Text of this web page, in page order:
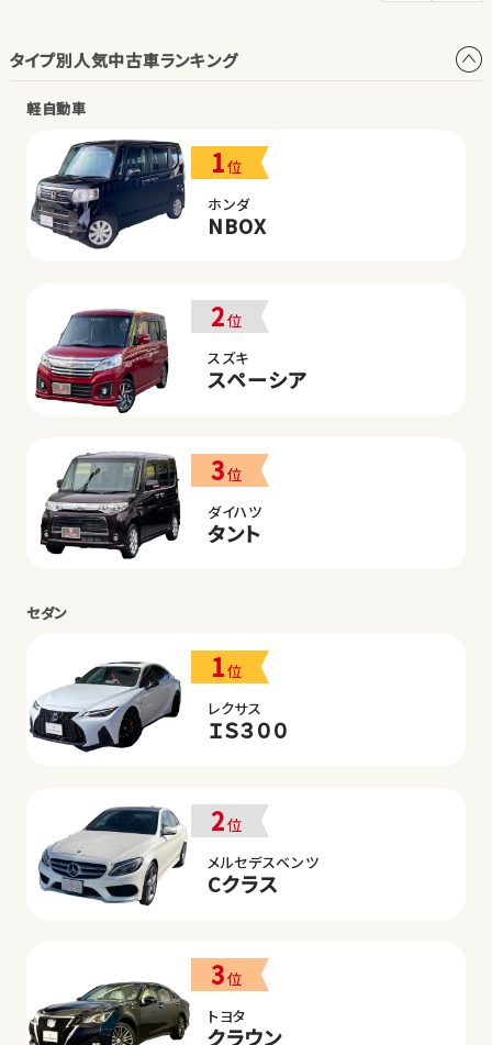
タイプ別人気中古車ランキング
軽自動車
1位
ホンダ
NBOX
2位
スズキ
スペーシア
3位
ダイハツ
タント
セダン
1位
レクサス
ＩＳ３００
2位
メルセデスベンツ
Cクラス
3位
トヨタ
クラウン